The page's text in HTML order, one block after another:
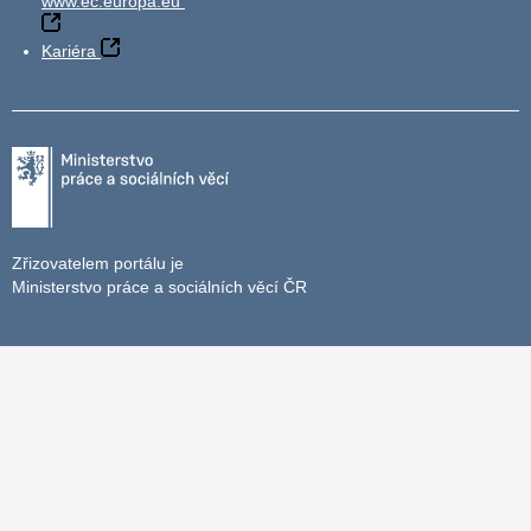
Kariéra
Zřizovatelem portálu je
Ministerstvo práce a sociálních věcí ČR